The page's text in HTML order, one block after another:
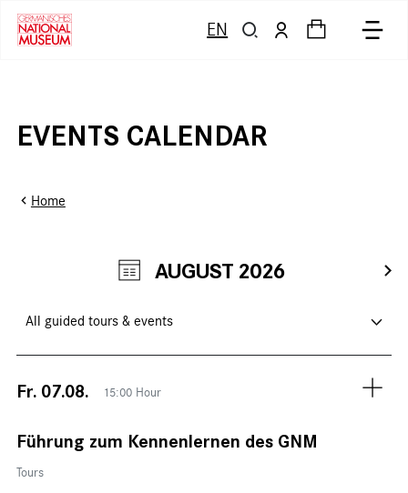
EN
EVENTS CALENDAR
Home
AUGUST 2026
All guided tours & events
Fr. 07.08. 15:00 Hour
Führung zum Kennenlernen des GNM
Tours